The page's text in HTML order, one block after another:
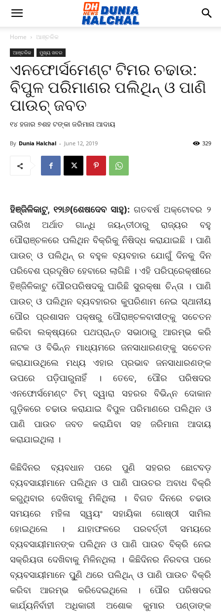
Home ଆଞ୍ଚଳିକ
ଆଞ୍ଚଳିକ ମୁଖ୍ୟ ଖବର
ଏନଫୋର୍ସମେଣ୍ଟ ଟିମର ଚଢାଉ:
ବିପୁଳ ପରିମାଣର ପଲିଥିନ୍ ଓ ପାଣି
ପାଉଚ୍ ଜବତ
୧୪ ହଜାର ୭ଶହ ଟଙ୍କା ଜରିମାନା ଆଦାୟ
By Dunia Halchal - June 12, 2019 329
ହିଞ୍ଜିଳିକାଟୁ, ୧୨ା୬(ଶେଷଦେବ ସାହୁ): ଗତବର୍ଷ ଅକ୍ଟୋବର ୨
ତାରିଖ ଅର୍ଥାତ ଗାନ୍ଧି ଜୟନ୍ତୀଠାରୁ ରାଜ୍ୟର ବହୁ
ପୌରାଞ୍ଚଳରେ ପଲିଥିନ ବିକ୍ରିକୁ ନିଷିଦ୍ଧ କରାଯାଇଛି । ପାଣି
ପାଉଚ୍ ଓ ପଲିଥିନ୍ ର ବହୁଳ ବ୍ୟବହାର ଯୋଗୁଁ ଦିନକୁ ଦିନ
ପରିବେଶ ପ୍ରଦୂଷିତ ହେବାରେ ଲାଗିଛି । ଏହି ପରିପ୍ରେକ୍ଷୀରେ
ହିଞ୍ଜିଳିକାଟୁ ପୌରପରିଷଦକୁ ଘାରିଛି ସୁରକ୍ଷା ଚିନ୍ତା । ପାଣି
ପାଉଚ୍ ଓ ପଲିଥିନ ବ୍ୟବହାରର କୁପରିଣାମ ନେଇ ସ୍ଥାନୀୟ
ପୌର ପ୍ରଶାସନ ପକ୍ଷରୁ ପୌରାଞ୍ଚଳବାସୀଙ୍କୁ ସଚେତନ
କରିବା ଲକ୍ଷ୍ୟରେ ପଥପ୍ରାନ୍ତ ସଭାଠାରୁ ଆରମ୍ଭ କରି
ନାଟକ ଓ ବିଭିନ୍ନ ମାଧ୍ୟମରେ ଜନସାଧାରଣଙ୍କୁ ସଚେତନ
କରାଯାଉଥିଲେ ମଧ୍ୟ ଏହାର ପ୍ରଭାବ ଜନସାଧାରଣଙ୍କ
ଉପରେ ପଡ଼ିପାରୁନାହିଁ । ତେବେ, ପୌର ପରିଷଦର
ଏନଫୋର୍ସମେଣ୍ଟ ଟିମ୍ ଦ୍ୱାରା ସହରର ବିଭିନ୍ନ ଦୋକାନ
ଗୁଡ଼ିକରେ ଚଢାଉ କରାଯାଇ ବିପୁଳ ପରିମାଣରେ ପଲିଥିନ ଓ
ପାଣି ପାଉଚ ଜବତ କରାଯିବା ସହ ଜରିମାନା ଆଦାୟ
କରାଯାଇଥିଲା ।
କିଛିଦିନର ବ୍ୟବଧାନ ପରେ ପୁଣି ସହରର ଛୋଟବଡ଼
ବ୍ୟବସାୟୀମାନେ ପଲିଥିନ ଓ ପାଣି ପାଉଚର ଅବାଧ ବିକ୍ରି
କରୁଥିବାର ଦେଖିବାକୁ ମିଳିଥିଲା । ବିଗତ ଦିନରେ ଚଢାଉ
ସମୟରେ ମହିଳା ସ୍ୱୟଂ ସହାୟିକା ଗୋଷ୍ଠୀ ସାମିଲ
ହୋଇଥିଲେ । ଯାହାଫଳରେ ପରବର୍ତ୍ତୀ ସମୟରେ
ବ୍ୟବସାୟୀମାନଙ୍କ ପଲିଥିନ ଓ ପାଣି ପାଉଚ ବିକ୍ରି ନେଇ
ସକ୍ରିୟତା ଦେଖିବାକୁ ମିଳିନଥିଲା । କିଛିଦିନର ନିରବତା ପରେ
ବ୍ୟବସାୟୀମାନେ ପୁୂଣି ଥରେ ପଲିଥିନ୍ ଓ ପାଣି ପାଉଚ ବିକ୍ରି
କରିବା ଆରମ୍ଭ କରିଦେଇଥିଲେ । ପୌର ପରିଷଦର
କାର୍ଯ୍ୟନିର୍ବାହୀ ଅଧିକାରୀ ଅଶୋକ କୁମାର ପଣ୍ଡାଙ୍କ